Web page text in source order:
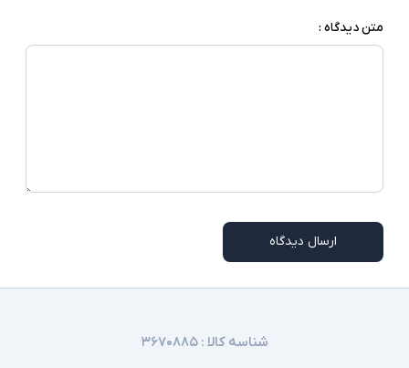
متن دیدگاه :
ارسال دیدگاه
شناسه کالا :۳۶۷۰۸۸۵